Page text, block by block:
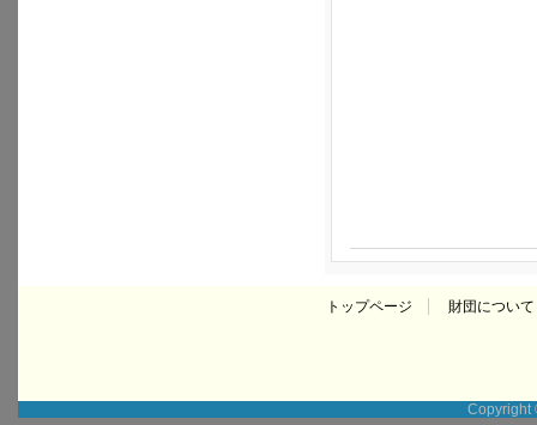
トップページ 財団について
Copyright